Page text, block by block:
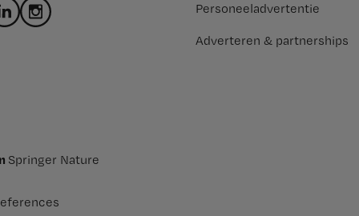
Personeeladvertentie
Adverteren & partnerships
Springer Nature